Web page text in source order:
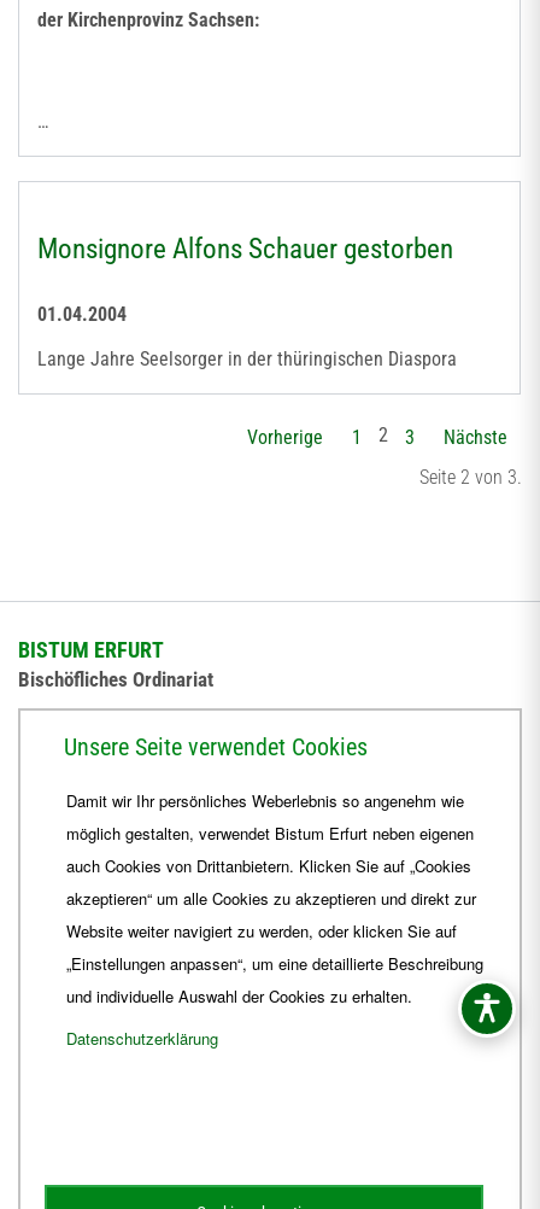
der Kirchenprovinz Sachsen:
…
Monsignore Alfons Schauer gestorben
01.04.2004
Lange Jahre Seelsorger in der thüringischen Diaspora
Seite 2 von 3.
Vorherige 1 2 3 Nächste
BISTUM ERFURT
Bischöfliches Ordinariat
+49 361 6572-444
ordinariat Bistum-Erfurt.de
Unsere Seite verwendet Cookies
Damit wir Ihr persönliches Weberlebnis so angenehm wie
möglich gestalten, verwendet Bistum Erfurt neben eigenen
auch Cookies von Drittanbietern. Klicken Sie auf „Cookies
akzeptieren“ um alle Cookies zu akzeptieren und direkt zur
Website weiter navigiert zu werden, oder klicken Sie auf
„Einstellungen anpassen“, um eine detaillierte Beschreibung
und individuelle Auswahl der Cookies zu erhalten.
Datenschutzerklärung